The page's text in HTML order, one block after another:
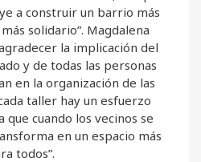
a construir un barrio más
solidario”. Magdalena
la implicación del
y de todas las personas
en la organización de las
taller hay un esfuerzo
cuando los vecinos se
en un espacio más
todos”.